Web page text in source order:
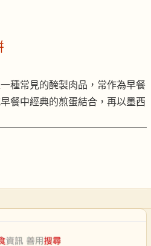
種常見的醃製肉品，常作為早餐
餐中經典的煎蛋結合，再以墨西